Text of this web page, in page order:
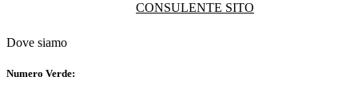
CONSULENTE SITO
Dove siamo
Numero Verde: